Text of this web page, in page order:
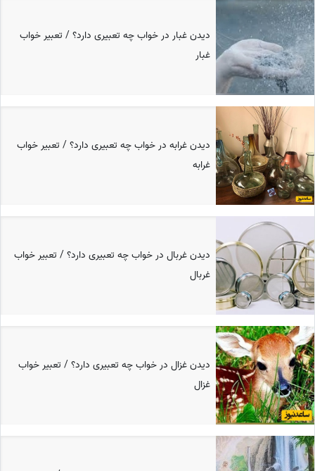
دیدن غبار در خواب چه تعبیری دارد؟ / تعبیر خواب
غبار
دیدن غرابه در خواب چه تعبیری دارد؟ / تعبیر خواب
غرابه
دیدن غربال در خواب چه تعبیری دارد؟ / تعبیر خواب
غربال
دیدن غزال در خواب چه تعبیری دارد؟ / تعبیر خواب
غزال